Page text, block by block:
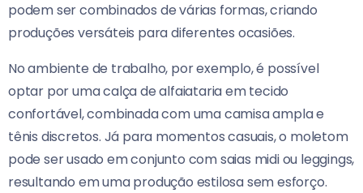
podem ser combinados de várias formas, criando
produções versáteis para diferentes ocasiões.
No ambiente de trabalho, por exemplo, é possível
optar por uma calça de alfaiataria em tecido
confortável, combinada com uma camisa ampla e
tênis discretos. Já para momentos casuais, o moletom
pode ser usado em conjunto com saias midi ou leggings,
resultando em uma produção estilosa sem esforço.